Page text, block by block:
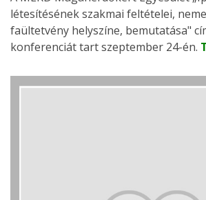
létesítésének szakmai feltételei,
faültetvény helyszíne, bemutatása"
konferenciát tart szeptember 24-én.